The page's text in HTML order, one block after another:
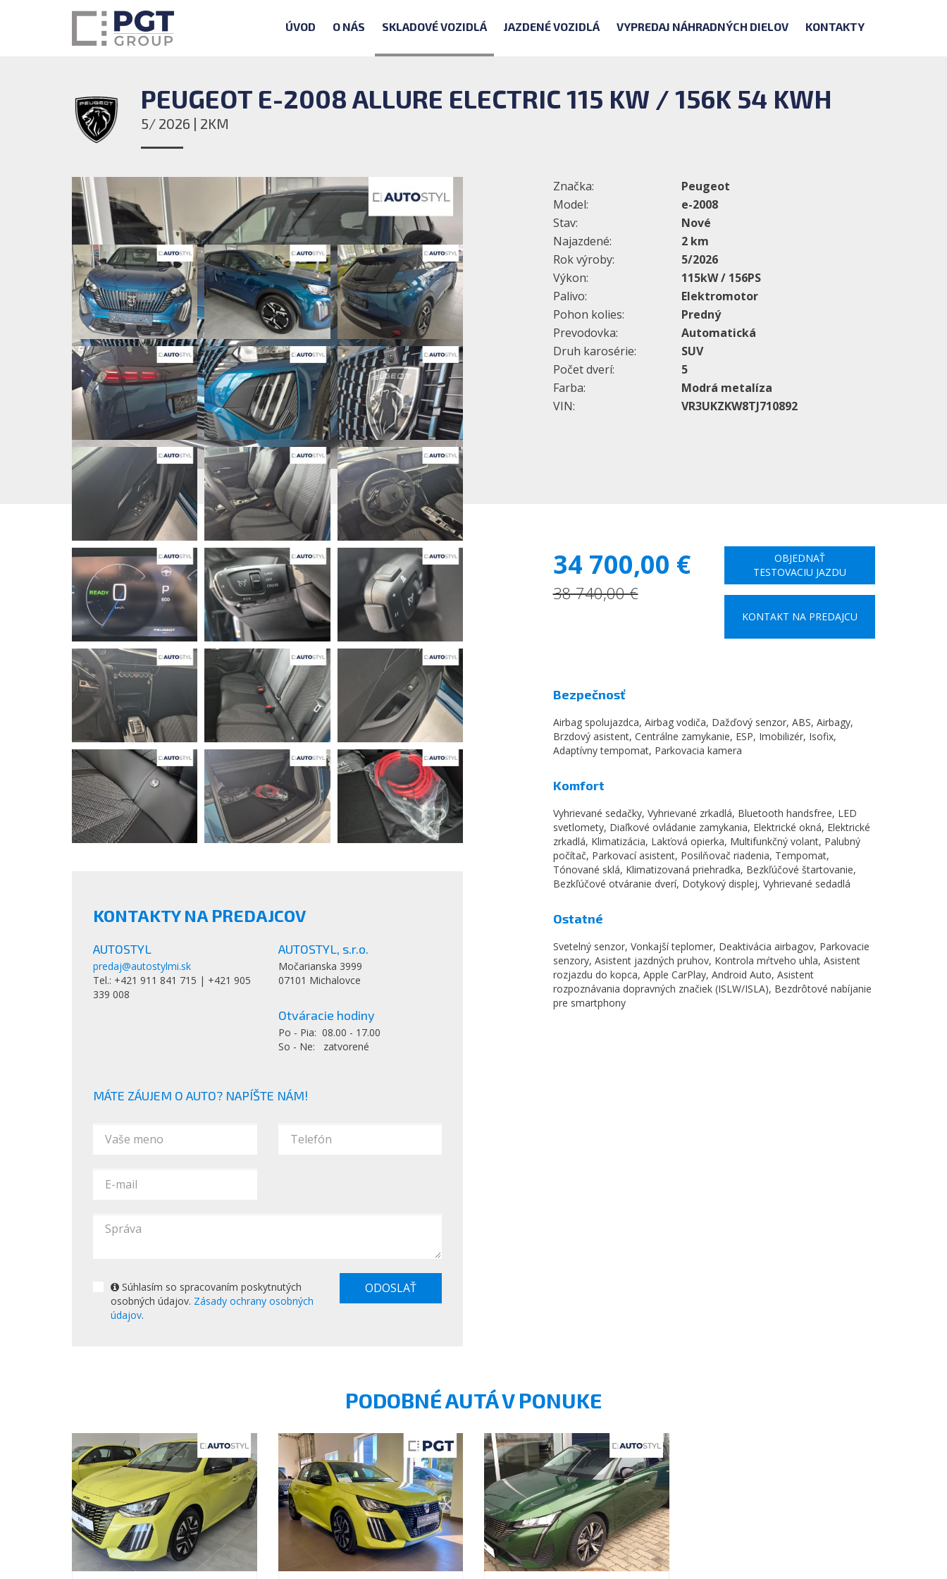
ÚVOD O NÁS SKLADOVÉ VOZIDLÁ JAZDENÉ VOZIDLÁ VYPREDAJ NÁHRADNÝCH DIELOV KONTAKTY
PEUGEOT E-2008 ALLURE ELECTRIC 115 KW / 156K 54 KWH
5/ 2026 | 2KM
Značka:
Peugeot
Model:
e-2008
Stav:
Nové
Najazdené:
2 km
Rok výroby:
5/2026
Výkon:
115kW / 156PS
Palivo:
Elektromotor
Pohon kolies:
Predný
Prevodovka:
Automatická
Druh karosérie:
SUV
Počet dverí:
5
Farba:
Modrá metalíza
VIN:
VR3UKZKW8TJ710892
KONTAKTY NA PREDAJCOV
AUTOSTYL
predaj@autostylmi.sk
Tel.: +421 911 841 715 | +421 905
339 008
AUTOSTYL, s.r.o.
Močarianska 3999
07101 Michalovce
Otváracie hodiny
Po - Pia: 08.00 - 17.00
So - Ne: zatvorené
MÁTE ZÁUJEM O AUTO? NAPÍŠTE NÁM!
Súhlasím so spracovaním poskytnutých
osobných údajov. Zásady ochrany osobných
údajov.
ODOSLAŤ
34 700,00 €
38 740,00 €
OBJEDNAŤ
TESTOVACIU JAZDU
KONTAKT NA PREDAJCU
Bezpečnosť
Airbag spolujazdca, Airbag vodiča, Dažďový senzor, ABS, Airbagy,
Brzdový asistent, Centrálne zamykanie, ESP, Imobilizér, Isofix,
Adaptívny tempomat, Parkovacia kamera
Komfort
Vyhrievané sedačky, Vyhrievané zrkadlá, Bluetooth handsfree, LED
svetlomety, Diaľkové ovládanie zamykania, Elektrické okná, Elektrické
zrkadlá, Klimatizácia, Lakťová opierka, Multifunkčný volant, Palubný
počítač, Parkovací asistent, Posilňovač riadenia, Tempomat,
Tónované sklá, Klimatizovaná priehradka, Bezkľúčové štartovanie,
Bezkľúčové otváranie dverí, Dotykový displej, Vyhrievané sedadlá
Ostatné
Svetelný senzor, Vonkajší teplomer, Deaktivácia airbagov, Parkovacie
senzory, Asistent jazdných pruhov, Kontrola mŕtveho uhla, Asistent
rozjazdu do kopca, Apple CarPlay, Android Auto, Asistent
rozpoznávania dopravných značiek (ISLW/ISLA), Bezdrôtové nabíjanie
pre smartphony
PODOBNÉ AUTÁ V PONUKE